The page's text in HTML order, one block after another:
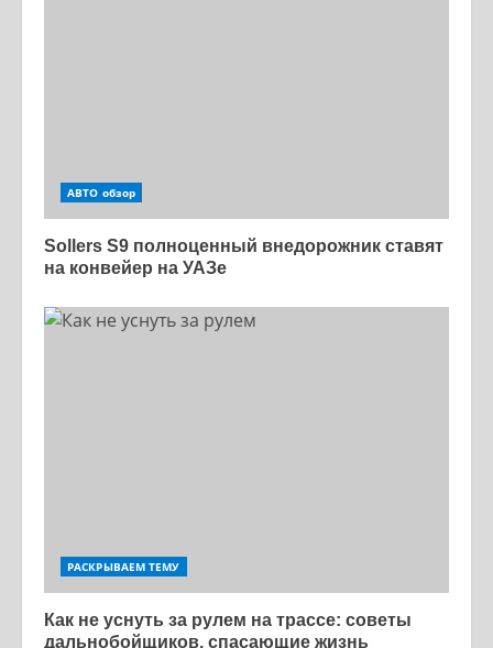
АВТО обзор
Sollers S9 полноценный внедорожник ставят
на конвейер на УАЗе
РАСКРЫВАЕМ ТЕМУ
Как не уснуть за рулем на трассе: советы
дальнобойщиков, спасающие жизнь